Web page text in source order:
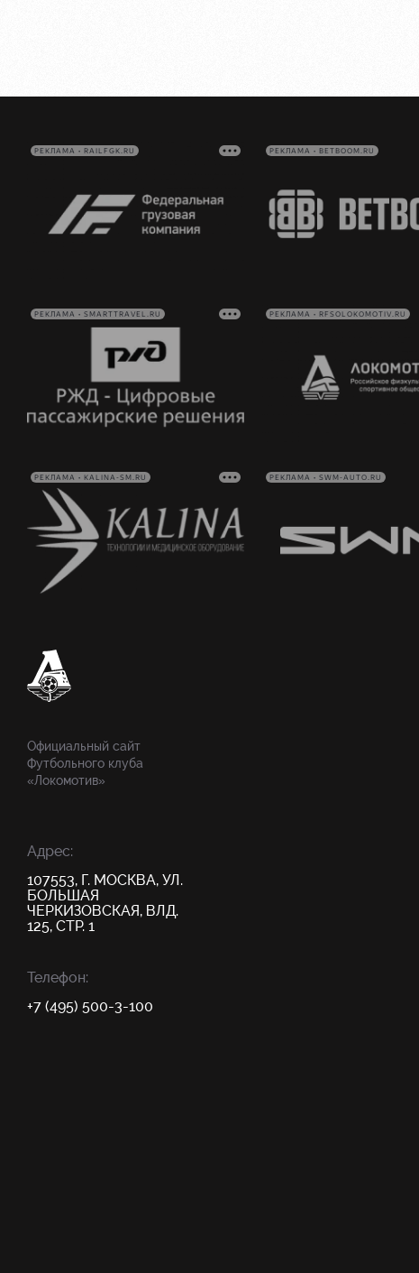
РЕКЛАМА • RAILFGK.RU РЕКЛАМА • BETBOOM.RU
РЕКЛАМА • SMARTTRAVEL.RU РЕКЛАМА • RFSOLOKOMOTIV.RU
РЕКЛАМА • KALINA-SM.RU РЕКЛАМА • SWM-AUTO.RU
Официальный сайт
Футбольного клуба
«Локомотив»
Адрес:
107553, Г. МОСКВА, УЛ.
БОЛЬШАЯ
ЧЕРКИЗОВСКАЯ, ВЛД.
125, СТР. 1
Телефон:
+7 (495) 500-3-100